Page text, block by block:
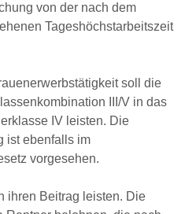
von der nach dem
Tageshöchstarbeitszeit
soll die
III/V in das
IV leisten. Die
ist ebenfalls im
vorgesehen.
ihren Beitrag leisten. Die